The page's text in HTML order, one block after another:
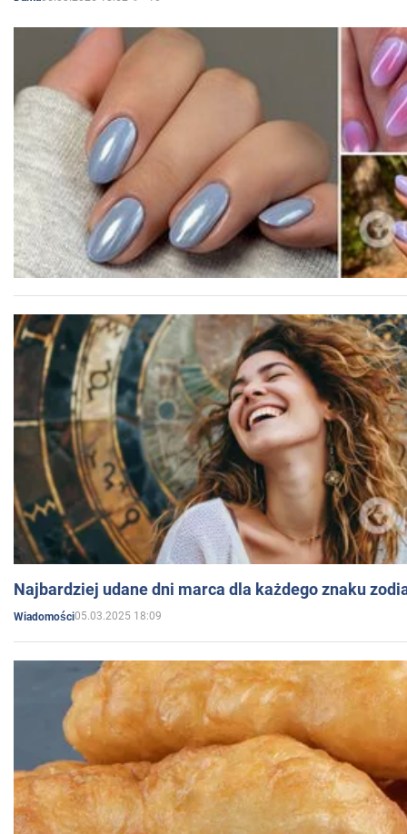
Najbardziej udane dni marca dla każdego znaku
Wiadomości05.03.2025 18:09